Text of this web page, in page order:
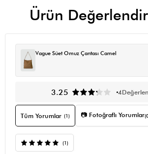
Ürün
Vague Süet Omuz Çantası Camel
3.25 4
Tüm Yorumlar (1) 📷 Fotoğraflı Yorumlar
(1)